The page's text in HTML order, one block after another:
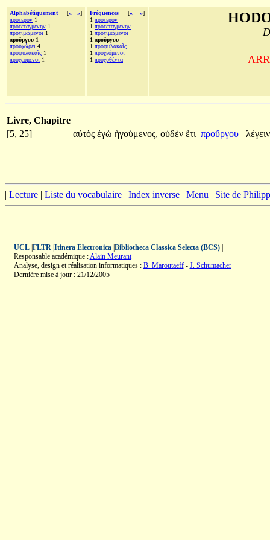
Alphabétiquement [« »]
πρότερον 1
προτεταγμένην 1
προτιμώμενοι 1
προὔργου 1
προὐχώρει 4
προφυλακαῖς 1
προχεόμενοι 1
Fréquences [« »]
1 πρότερόν
1 προτεταγμένην
1 προτιμώμενοι
1 προὔργου
1 προφυλακαῖς
1 προχεόμενοι
1 προχυθέντα
Livre, Chapitre
[5, 25]
αὐτὸς ἐγὼ ἡγούμενος, οὐδὲν ἔτι προὔργου
| Lecture | Liste du vocabulaire | Index inverse | Menu | Site de
UCL| FLTR| Itinera Electronica| Bibliotheca Classica Selecta (BCS)|
Responsable académique :Alain Meurant
Analyse, design et réalisation informatiques : B. Maroutaeff- J. Schumacher
Dernière mise à jour : 21/12/2005